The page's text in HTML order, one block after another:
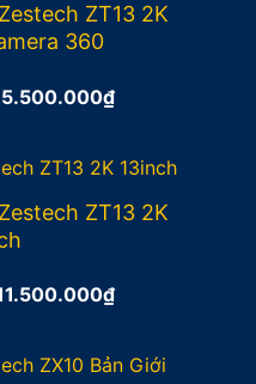
ZT13 2K
360
₫Giá
15.500.000₫.
ZT13 2K
12.500.000₫.
₫Giá
hiện
11.500.000₫.